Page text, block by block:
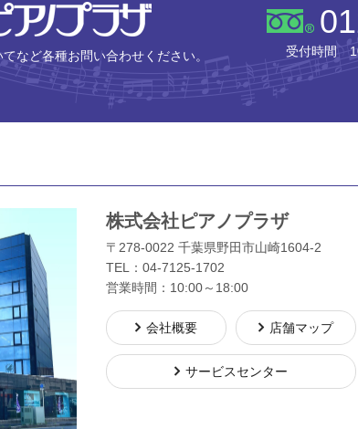
株式会社ピアノプラザ
など各種お問い合わせください。 受付時間
株式会社ピアノプラザ
〒278-0022 千葉県野田市山崎1604-2
TEL： 04-7125-1702
営業時間：10:00～18:00
会社概要 店舗マップ
サービスセンター